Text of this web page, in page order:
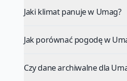
Jaki klimat panuje w Umag?
Jak porównać pogodę w
Czy dane archiwalne dla